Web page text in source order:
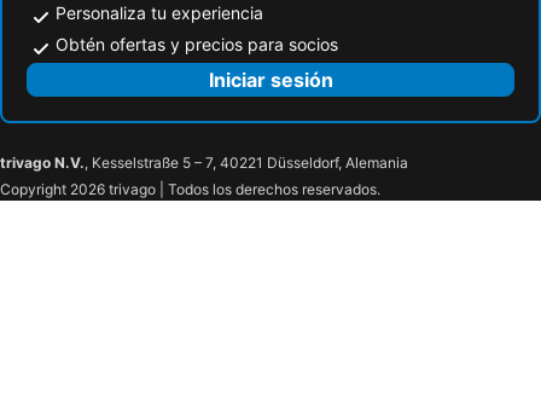
Personaliza tu experiencia
Obtén ofertas y precios para socios
Iniciar sesión
trivago N.V., Kesselstraße 5 – 7, 40221 Düsseldorf, Alemania
Copyright 2026 trivago | Todos los derechos reservados.